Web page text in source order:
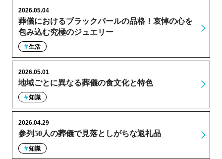
葬儀におけるブラックパールの品格！哀悼の心を
包み込む究極のジュエリー
2026.05.04
生活
地域ごとに異なる葬儀の食文化と特色
2026.05.01
知識
参列50人の葬儀で見落としがちな返礼品
2026.04.29
知識